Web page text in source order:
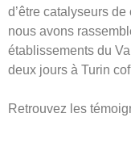
d’être catalyseurs
nous avons
établissements du
deux jours à Turin
Retrouvez les